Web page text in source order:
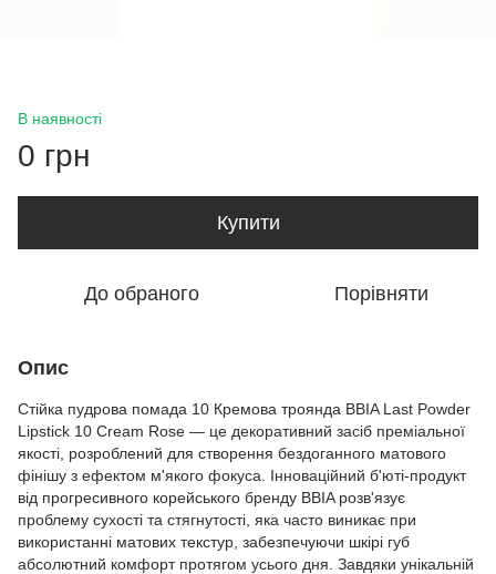
В наявності
0 грн
Купити
До обраного Порівняти
Опис
Стійка пудрова помада 10 Кремова троянда BBIA Last Powder
Lipstick 10 Cream Rose — це декоративний засіб преміальної
якості, розроблений для створення бездоганного матового
фінішу з ефектом м'якого фокуса. Інноваційний б'юті-продукт
від прогресивного корейського бренду BBIA розв'язує
проблему сухості та стягнутості, яка часто виникає при
використанні матових текстур, забезпечуючи шкірі губ
абсолютний комфорт протягом усього дня. Завдяки унікальній